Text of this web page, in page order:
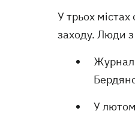
У трьох
заходу. Люди
У